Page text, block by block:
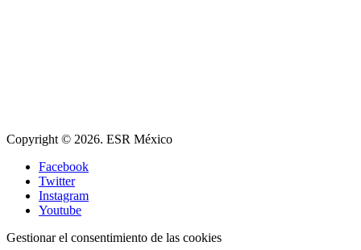
Copyright © 2026. ESR México
Facebook
Twitter
Instagram
Youtube
Gestionar el consentimiento de las cookies